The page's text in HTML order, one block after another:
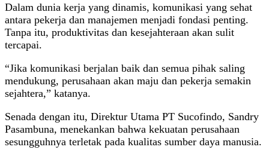
Dalam dunia kerja yang dinamis, komunikasi yang sehat
antara pekerja dan manajemen menjadi fondasi penting.
Tanpa itu, produktivitas dan kesejahteraan akan sulit
tercapai.
“Jika komunikasi berjalan baik dan semua pihak saling
mendukung, perusahaan akan maju dan pekerja semakin
sejahtera,” katanya.
Senada dengan itu, Direktur Utama PT Sucofindo, Sandry
Pasambuna, menekankan bahwa kekuatan perusahaan
sesungguhnya terletak pada kualitas sumber daya manusia.